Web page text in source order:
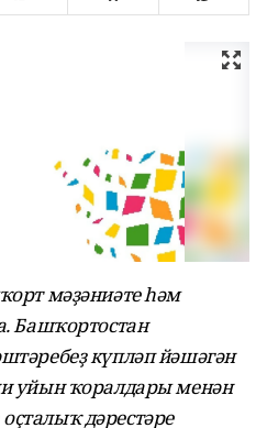
мәҙәниәте һәм
Башҡортостан
күпләп йәшәгән
уйын ҡоралдары менән
дәрестәре